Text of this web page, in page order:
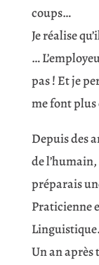
coups…
Je réalise
…
pas ! Et je
me font
Depuis des
de
préparais
Praticienne
Linguistique.
Un an après